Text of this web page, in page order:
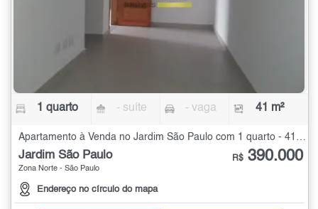
1 quarto - suíte - vaga 41 m²
Jardim São Paulo
Zona Norte - São Paulo
Endereço no círculo do mapa
R$ 390.000